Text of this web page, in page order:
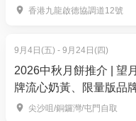
上課時間
A班：星期一至三 每
B班：星期四及五 每
日期：7月13至8月28
香港九龍啟德協調道12號
9月4日(五) - 9月24日(四)
2026中秋月餅推介 | 望
牌流心奶黃、限量版品
換領尖沙咀/銅鑼灣/屯門自取